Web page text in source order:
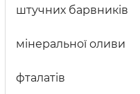
штучних барвників
мінеральної оливи
фталатів